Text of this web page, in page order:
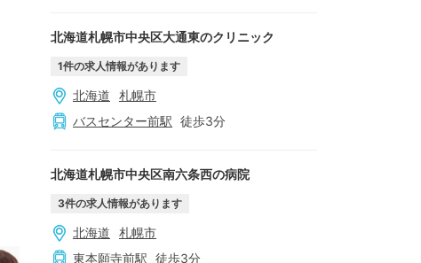
北海道札幌市中央区大通東のクリニック
1件の求人情報があります
北海道
札幌市
バスセンター前駅 徒歩3分
北海道札幌市中央区南六条西の病院
3件の求人情報があります
北海道
札幌市
東本願寺前駅 徒歩3分